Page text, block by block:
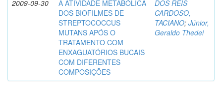
2009-09-30
A ATIVIDADE METABÓLICA
DOS BIOFILMES DE
STREPTOCOCCUS
MUTANS APÓS O
TRATAMENTO COM
ENXAGUATÓRIOS BUCAIS
COM DIFERENTES
COMPOSIÇÕES
DOS REIS
CARDOSO,
TACIANO; Júnior,
Geraldo Thedei